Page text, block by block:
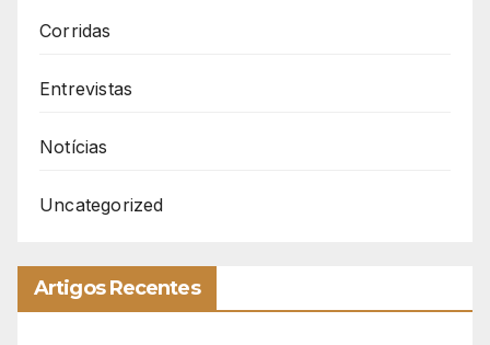
Corridas
Entrevistas
Notícias
Uncategorized
Artigos Recentes